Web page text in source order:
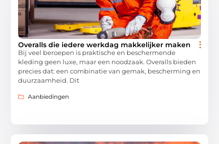
Overalls die iedere werkdag makkelijker maken
Bij veel beroepen is praktische en beschermende
kleding geen luxe, maar een noodzaak. Overalls bieden
precies dat: een combinatie van gemak, bescherming en
duurzaamheid. Dit
Aanbiedingen